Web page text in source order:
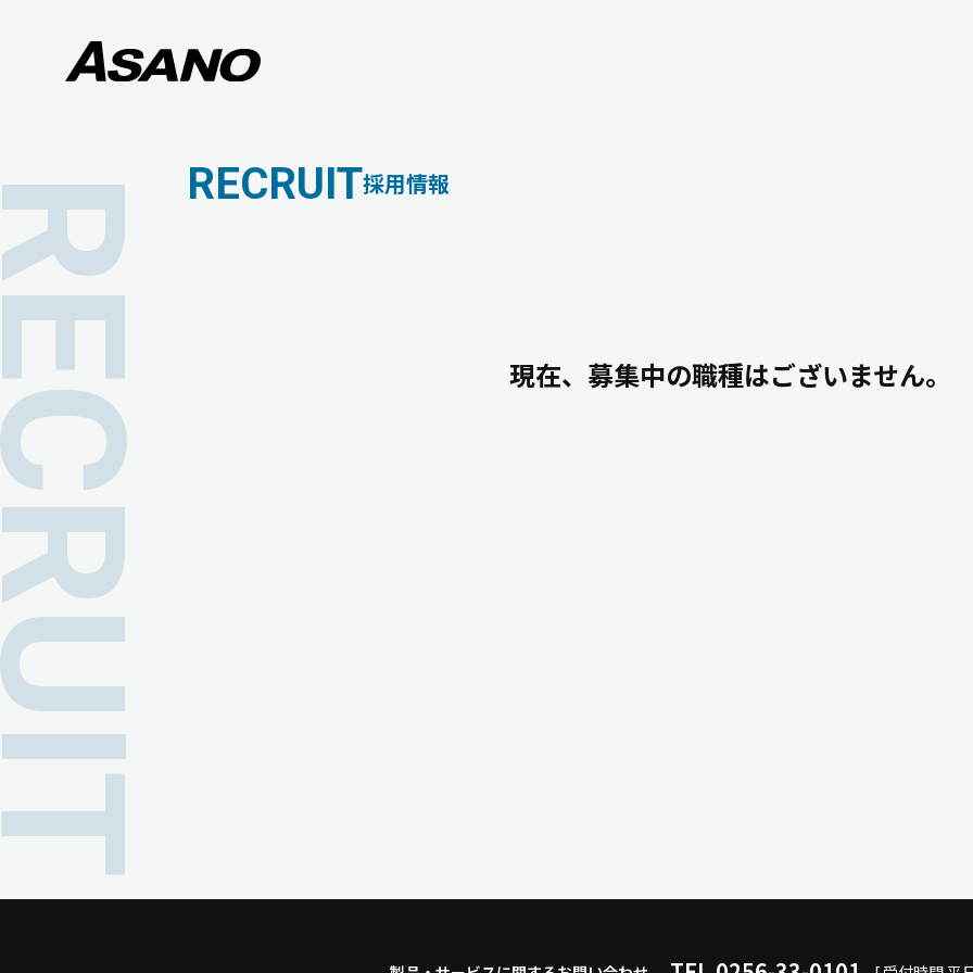
RECRUIT採用情報
現在、募集中の職種はございません。